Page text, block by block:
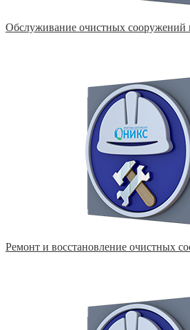
Обслуживание очистных сооружений
Ремонт и восстановление очистных